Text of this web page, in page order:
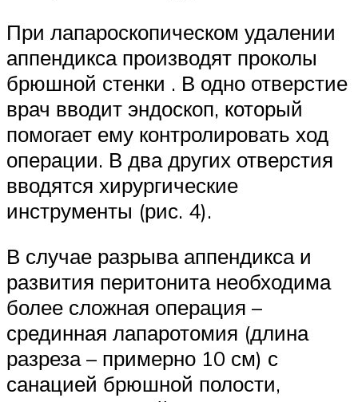
При лапароскопическом удалении
аппендикса производят проколы
брюшной стенки . В одно отверстие
врач вводит эндоскоп, который
помогает ему контролировать ход
операции. В два других отверстия
вводятся хирургические
инструменты (рис. 4).
В случае разрыва аппендикса и
развития перитонита необходима
более сложная операция –
срединная лапаротомия (длина
разреза – примерно 10 см) с
санацией брюшной полости,